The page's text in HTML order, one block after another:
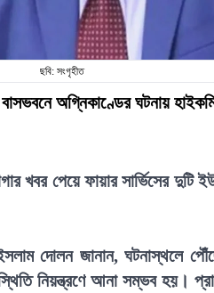
ছবি: সংগৃহীত
অগ্নিকাণ্ডের ঘটনায়
পেয়ে ফায়ার সার্ভিসের দুটি
ইসলাম দোলন জানান, ঘটনাস্থলে
নিয়ন্ত্রণে আনা সম্ভব হয়।